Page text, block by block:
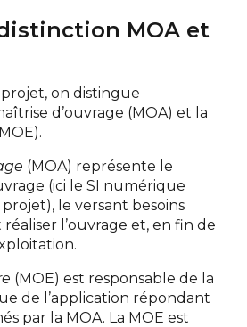
MOA et
on distingue
d’ouvrage (MOA) et la
(MOA) représente le
(ici le SI numérique
le versant besoins
réaliser l’ouvrage et, en fin de
(MOE) est responsable de la
de l’application répondant
par la MOA. La MOE est